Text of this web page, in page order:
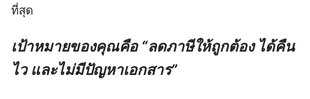
ที่สุด
เป้าหมายของคุณคือ “ลดภาษีให้ถูกต้อง ได้คืน
ไว และไม่มีปัญหาเอกสาร”